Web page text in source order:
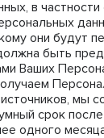
в частности
они будут
быть
Ваших
мы
срок
одного